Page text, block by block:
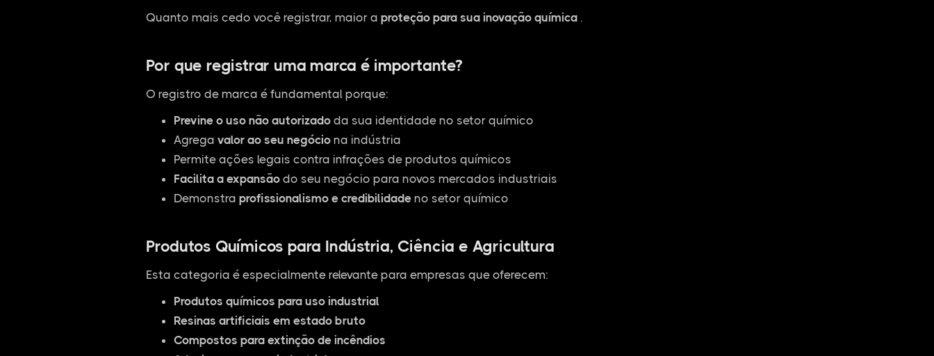
Quanto mais cedo você registrar, maior a proteção para sua inovação química.
Por que registrar uma marca é importante?
O registro de marca é fundamental porque:
Previne o uso não autorizadoda sua identidade no setor químico
Agrega valor ao seu negóciona indústria
Permite ações legais contra infrações de produtos químicos
Facilita a expansãodo seu negócio para novos mercados industriais
Demonstra profissionalismo e credibilidadeno setor químico
Produtos Químicos para Indústria, Ciência e Agricultura
Esta categoria é especialmente relevante para empresas que oferecem:
Produtos químicos para uso industrial
Resinas artificiais em estado bruto
Compostos para extinção de incêndios